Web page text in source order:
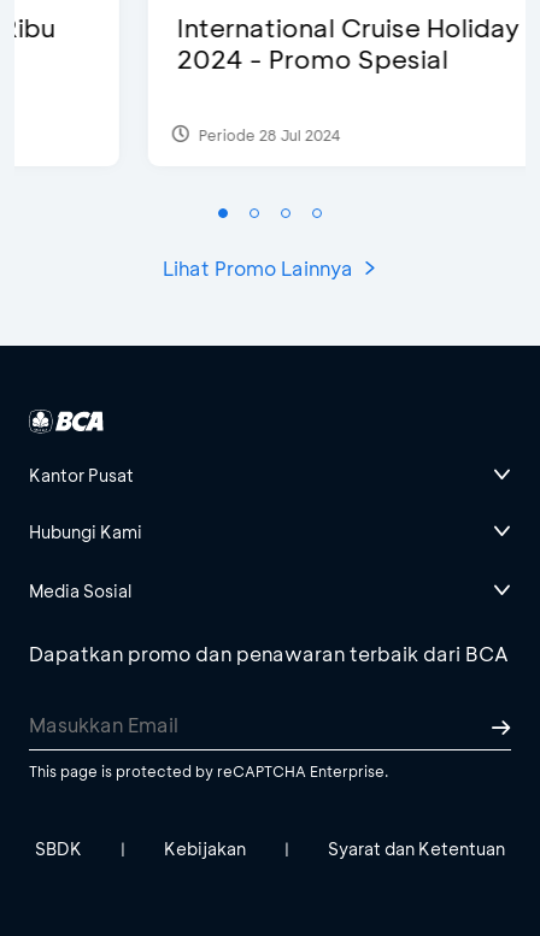
International Cruise Holiday Fair
2024 - Promo Spesial
Periode 28 Jul 2024
Lihat Promo Lainnya
Kantor Pusat
Hubungi Kami
Media Sosial
Dapatkan promo dan penawaran terbaik dari BCA
This page is protected by reCAPTCHA Enterprise.
SBDK | Kebijakan | Syarat dan Ketentuan